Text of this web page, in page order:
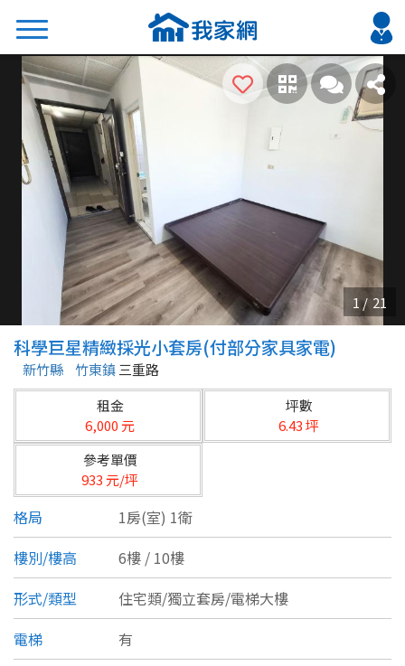
搜尋
2026 台北降價好屋限量釋出
2026 新北降價好屋限量釋出
2026 台中降價好屋限量釋出
2026 台南降價好屋限量釋出
2026 高雄降價好屋限量釋出
縣市
不限
台北市
基隆市
新北市
宜蘭縣
桃園市
新竹市
新竹縣
區域
類型(可複選)
不拘 公寓 電梯大樓
科學巨星精緻採光小套房(付部分家具家電)
新竹縣 竹東鎮三重路
租金
6,000 元
坪數
6.43 坪
參考單價
933 元/坪
格局
1房(室) 1衛
樓別/樓高
6樓 / 10樓
形式/類型
住宅類/獨立套房/電梯大樓
電梯
有